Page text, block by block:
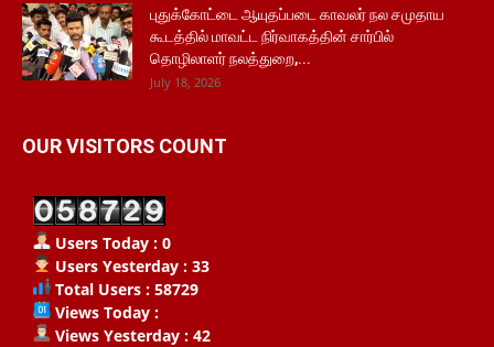
புதுக்கோட்டை ஆயுதப்படை காவலர் நல சமுதாய
கூடத்தில் மாவட்ட நிர்வாகத்தின் சார்பில்
தொழிலாளர் நலத்துறை,...
July 18, 2026
OUR VISITORS COUNT
Users Today : 0
Users Yesterday : 33
Total Users : 58729
Views Today :
Views Yesterday : 42